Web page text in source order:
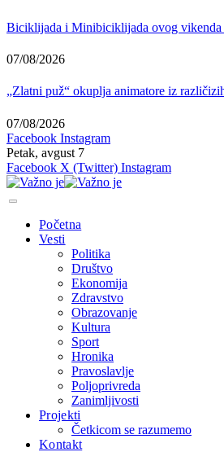
Biciklijada i Minibiciklijada ovog vikenda
07/08/2026
„Zlatni puž“ okuplja animatore iz
07/08/2026
Facebook Instagram
Petak, avgust 7
Facebook X (Twitter) Instagram
Početna
Vesti
Politika
Društvo
Ekonomija
Zdravstvo
Obrazovanje
Kultura
Sport
Hronika
Pravoslavlje
Poljoprivreda
Zanimljivosti
Projekti
Četkicom se razumemo
Kontakt